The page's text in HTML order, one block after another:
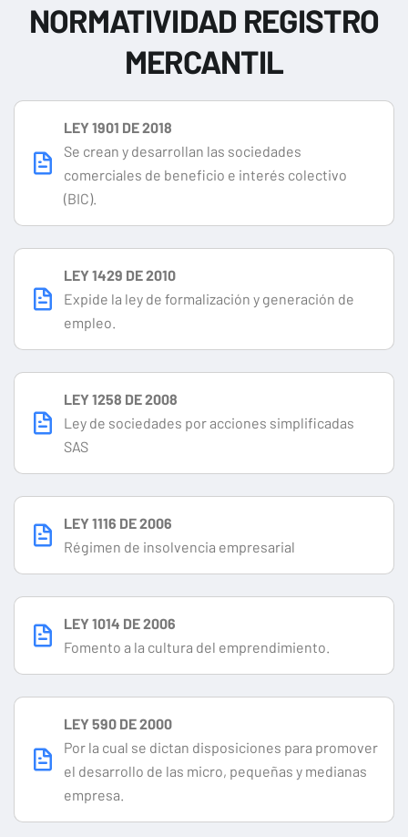
NORMATIVIDAD REGISTRO
MERCANTIL
LEY 1901 DE 2018
Se crean y desarrollan las sociedades
comerciales de beneficio e interés colectivo
(BIC).
LEY 1429 DE 2010
Expide la ley de formalización y generación de
empleo.
LEY 1258 DE 2008
Ley de sociedades por acciones simplificadas
SAS
LEY 1116 DE 2006
Régimen de insolvencia empresarial
LEY 1014 DE 2006
Fomento a la cultura del emprendimiento.
LEY 590 DE 2000
Por la cual se dictan disposiciones para promover
el desarrollo de las micro, pequeñas y medianas
empresa.